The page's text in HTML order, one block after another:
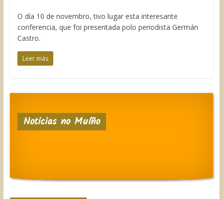
O día 10 de novembro, tivo lugar esta interesante
conferencia, que foi presentada polo periodista Germán
Castro.
Leer más
Noticias no Muíño